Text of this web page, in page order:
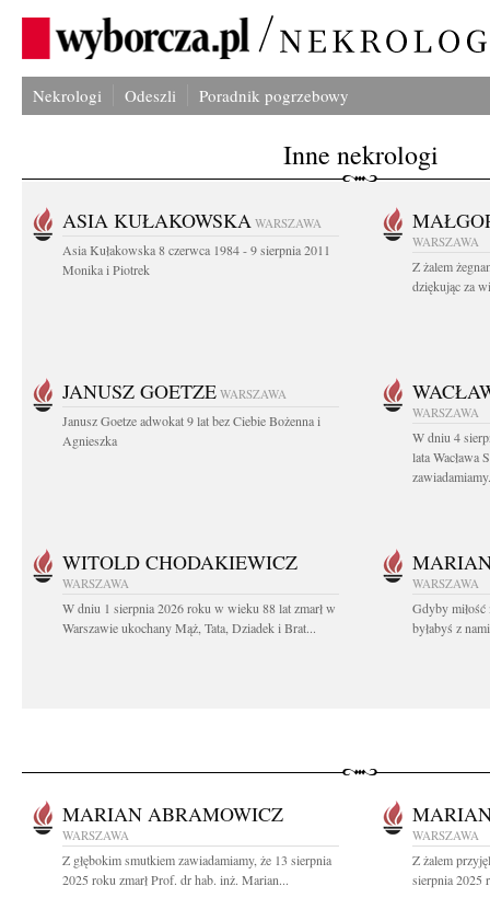
Nekrologi Odeszli Poradnik pogrzebowy
Inne nekrologi
ASIA KUŁAKOWSKA WARSZAWA
Asia Kułakowska 8 czerwca 1984 - 9 sierpnia 2011
Monika i Piotrek
WARSZAWA
Z żalem
dziękując za
JANUSZ GOETZE WARSZAWA
Janusz Goetze adwokat 9 lat bez Ciebie Bożenna i
Agnieszka
WARSZAWA
W dniu 4
lata Wacława
WITOLD CHODAKIEWICZ
WARSZAWA
W dniu 1 sierpnia 2026 roku w wieku 88 lat zmarł w
Warszawie ukochany Mąż, Tata, Dziadek i Brat...
WARSZAWA
Gdyby miłość
byłabyś z
MARIAN ABRAMOWICZ
WARSZAWA
Z głębokim smutkiem zawiadamiamy, że 13 sierpnia
2025 roku zmarł Prof. dr hab. inż. Marian...
WARSZAWA
Z żalem
sierpnia 2025